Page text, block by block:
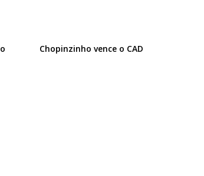
Chopinzinho vence o CAD